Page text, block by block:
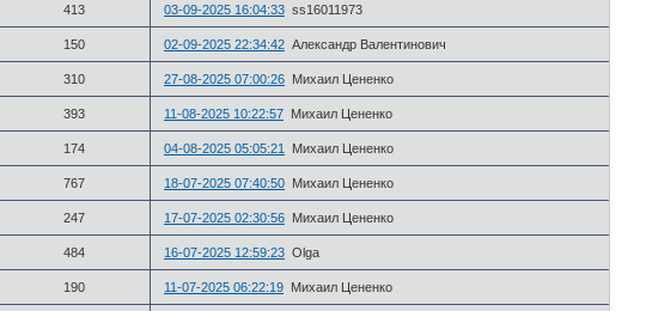
413 03-09-2025 16:04:33 ss16011973
150 02-09-2025 22:34:42 Александр Валентинович
310 27-08-2025 07:00:26 Михаил Цененко
393 11-08-2025 10:22:57 Михаил Цененко
174 04-08-2025 05:05:21 Михаил Цененко
767 18-07-2025 07:40:50 Михаил Цененко
247 17-07-2025 02:30:56 Михаил Цененко
484 16-07-2025 12:59:23 Olga
190 11-07-2025 06:22:19 Михаил Цененко